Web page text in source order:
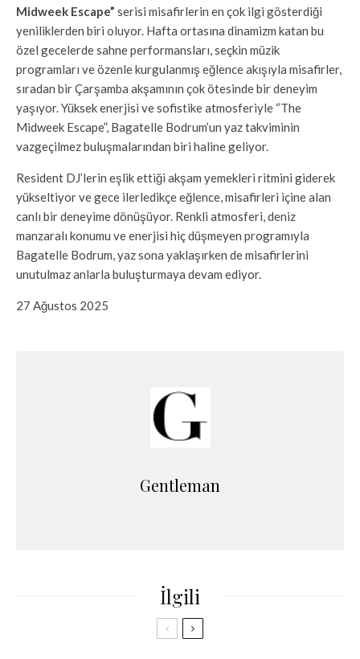
Midweek Escape” serisi misafirlerin en çok ilgi gösterdiği
yeniliklerden biri oluyor. Hafta ortasına dinamizm katan bu
özel gecelerde sahne performansları, seçkin müzik
programları ve özenle kurgulanmış eğlence akışıyla misafirler,
sıradan bir Çarşamba akşamının çok ötesinde bir deneyim
yaşıyor. Yüksek enerjisi ve sofistike atmosferiyle “The
Midweek Escape”, Bagatelle Bodrum’un yaz takviminin
vazgeçilmez buluşmalarından biri haline geliyor.
Resident DJ’lerin eşlik ettiği akşam yemekleri ritmini giderek
yükseltiyor ve gece ilerledikçe eğlence, misafirleri içine alan
canlı bir deneyime dönüşüyor. Renkli atmosferi, deniz
manzaralı konumu ve enerjisi hiç düşmeyen programıyla
Bagatelle Bodrum, yaz sona yaklaşırken de misafirlerini
unutulmaz anlarla buluşturmaya devam ediyor.
27 Ağustos 2025
Gentleman
İlgili